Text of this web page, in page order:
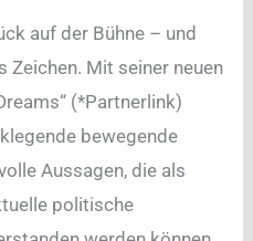
auf der Bühne – und
Mit seiner neuen
(*Partnerlink)
bewegende
Aussagen, die als
politische